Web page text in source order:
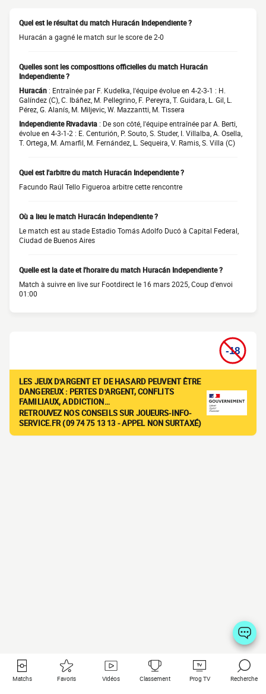
Quel est le résultat du match Huracán Independiente ?
Huracán a gagné le match sur le score de 2-0
Quelles sont les compositions officielles du match Huracán
Independiente ?
Huracán : Entraînée par F. Kudelka, l'équipe évolue en 4-2-3-1 : H.
Galíndez (C), C. Ibáñez, M. Pellegrino, F. Pereyra, T. Guidara, L. Gil, L.
Pérez, G. Alanís, M. Miljevic, W. Mazzantti, M. Tissera
Independiente Rivadavia : De son côté, l'équipe entraînée par A. Berti,
évolue en 4-3-1-2 : E. Centurión, P. Souto, S. Studer, I. Villalba, A. Osella,
T. Ortega, M. Amarfil, M. Fernández, L. Sequeira, V. Ramis, S. Villa (C)
Quel est l'arbitre du match Huracán Independiente ?
Facundo Raúl Tello Figueroa arbitre cette rencontre
Où a lieu le match Huracán Independiente ?
Le match est au stade Estadio Tomás Adolfo Ducó à Capital Federal,
Ciudad de Buenos Aires
Quelle est la date et l'horaire du match Huracán Independiente ?
Match à suivre en live sur Footdirect le 16 mars 2025, Coup d'envoi
01:00
LES JEUX D'ARGENT ET DE HASARD PEUVENT ÊTRE
DANGEREUX : PERTES D'ARGENT, CONFLITS
FAMILIAUX, ADDICTION…
RETROUVEZ NOS CONSEILS SUR JOUEURS-INFO-
SERVICE.FR (09 74 75 13 13 - APPEL NON SURTAXÉ)
Matchs Favoris Vidéos Classement Prog TV Recherche